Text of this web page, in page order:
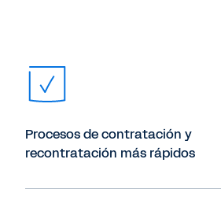
Procesos de contratación y
recontratación más rápidos